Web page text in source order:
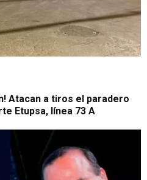
Atacan a tiros el paradero
Etupsa, línea 73 A